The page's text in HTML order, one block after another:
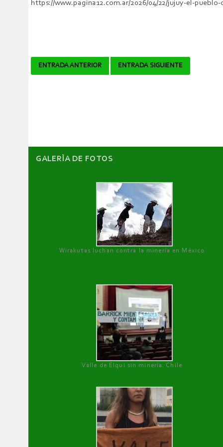
https://www.pagina12.com.ar/2026/04/22/jujuy-el-
Navegador
ENTRADA ANTERIOR ENTRADA SIGUIENTE
GALERÌA DE FOTOS
Wirakutas luchan contra la minería en México
Valle de Elqui sin minería. Chile